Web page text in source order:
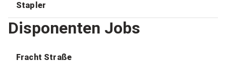
Stapler
Disponenten Jobs
Fracht Straße